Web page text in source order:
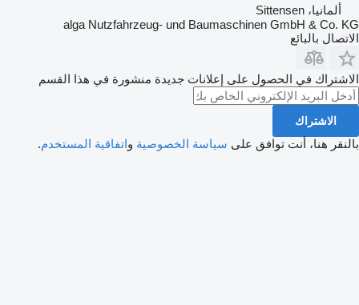
ألمانيا، Sittensen
alga Nutzfahrzeug- und Baumaschinen GmbH & Co. KG
الاتصال بالبائع
الاشتراك في الحصول على إعلانات جديدة منشورة في هذا القسم
الاشتراك
بالنقر هنا، أنت توافق على سياسة الخصوصية واتفاقية المستخدم.